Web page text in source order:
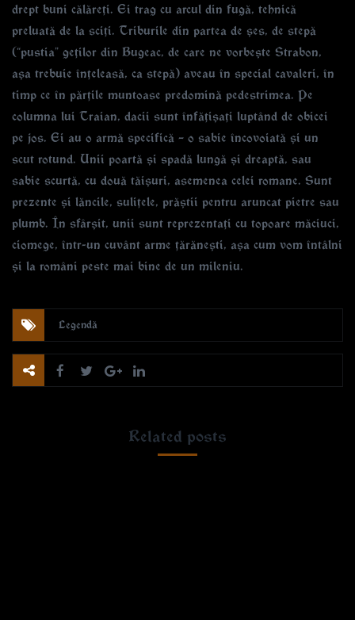
drept buni călăreți. Ei trag cu arcul din fugă, tehnică
preluată de la sciți. Triburile din partea de șes, de stepă
(“pustia” geților din Bugeac, de care ne vorbește Strabon,
așa trebuie înțeleasă, ca stepă) aveau în special cavaleri, în
timp ce în părțile muntoase predomină pedestrimea. Pe
columna lui Traian, dacii sunt înfățișați luptând de obicei
pe jos. Ei au o armă specifică – o sabie încovoiată și un
scut rotund. Unii poartă și spadă lungă și dreaptă, sau
sabie scurtă, cu două tăișuri, asemenea celei romane. Sunt
prezente și lăncile, sulițele, prăștii pentru aruncat pietre sau
plumb. În sfârșit, unii sunt reprezentați cu topoare măciuci,
ciomege, într-un cuvânt arme țărănești, așa cum vom întâlni
și la români peste mai bine de un mileniu.
Legendă
Related posts